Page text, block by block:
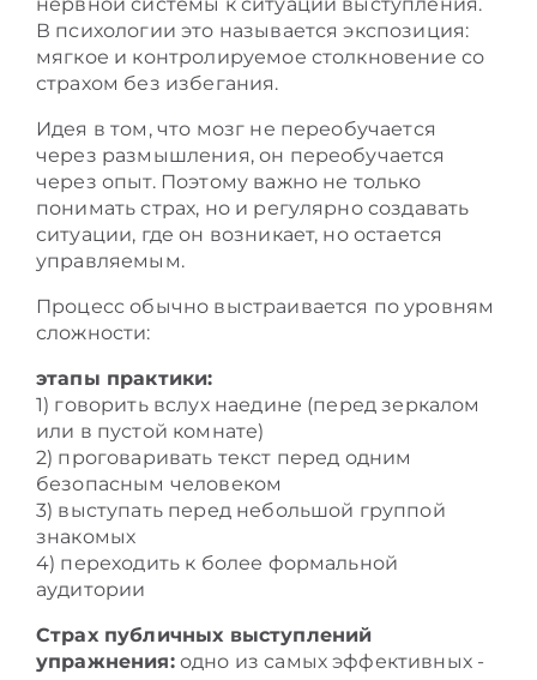
В психологии это называется экспозиция:
мягкое и контролируемое столкновение со
страхом без избегания.
Идея в том, что мозг не переобучается
через размышления, он переобучается
через опыт. Поэтому важно не только
понимать страх, но и регулярно создавать
ситуации, где он возникает, но остается
управляемым.
Процесс обычно выстраивается по уровням
сложности:
этапы практики:
1) говорить вслух наедине (перед зеркалом
или в пустой комнате)
2) проговаривать текст перед одним
безопасным человеком
3) выступать перед небольшой группой
знакомых
4) переходить к более формальной
аудитории
Страх публичных выступлений
упражнения:одно из самых эффективных -